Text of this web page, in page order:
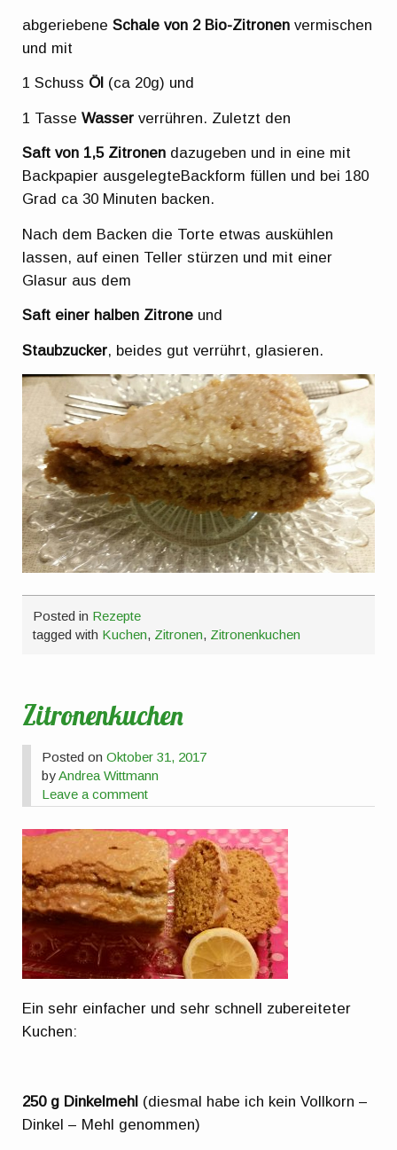
abgeriebeneSchale von 2 Bio-Zitronenvermischen
und mit
1 Schuss Öl (ca 20g) und
1 TasseWasser verrühren. Zuletzt den
Saft von 1,5 Zitronen dazugeben und in eine mit
Backpapier ausgelegteBackform füllen und bei 180
Grad ca 30 Minuten backen.
Nach dem Backen die Torte etwas auskühlen
lassen, auf einen Teller stürzen und mit einer
Glasur aus dem
Saft einer halben Zitrone und
Staubzucker, beides gut verrührt, glasieren.
Posted in Rezepte
tagged with Kuchen, Zitronen, Zitronenkuchen
Zitronenkuchen
Posted onOktober 31, 2017
byAndrea Wittmann
Leave a comment
Ein sehr einfacher und sehr schnell zubereiteter
Kuchen:
250 g Dinkelmehl (diesmal habe ich kein Vollkorn –
Dinkel – Mehl genommen)